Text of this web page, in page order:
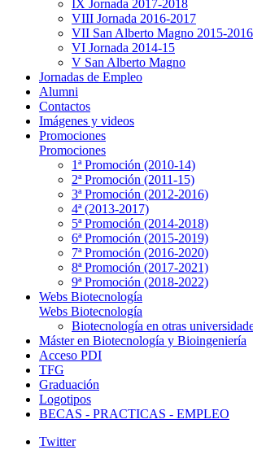
IX Jornada 2017-2018
VIII Jornada 2016-2017
VII San Alberto Magno 2015-2016
VI Jornada 2014-15
V San Alberto Magno
Jornadas de Empleo
Alumni
Contactos
Imágenes y videos
Promociones
Promociones
1ª Promoción (2010-14)
2ª Promoción (2011-15)
3ª Promoción (2012-2016)
4ª (2013-2017)
5ª Promoción (2014-2018)
6ª Promoción (2015-2019)
7ª Promoción (2016-2020)
8ª Promoción (2017-2021)
9ª Promoción (2018-2022)
Webs Biotecnología
Webs Biotecnología
Biotecnología en otras
Máster en Biotecnología y Bioingeniería
Acceso PDI
TFG
Graduación
Logotipos
BECAS - PRACTICAS - EMPLEO
Twitter